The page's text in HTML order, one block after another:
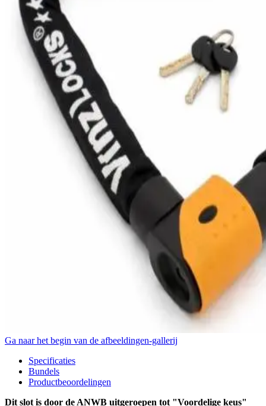
Ga naar het begin van de afbeeldingen-gallerij
Specificaties
Bundels
Productbeoordelingen
Dit slot is door de ANWB uitgeroepen tot "Voordelige keus"